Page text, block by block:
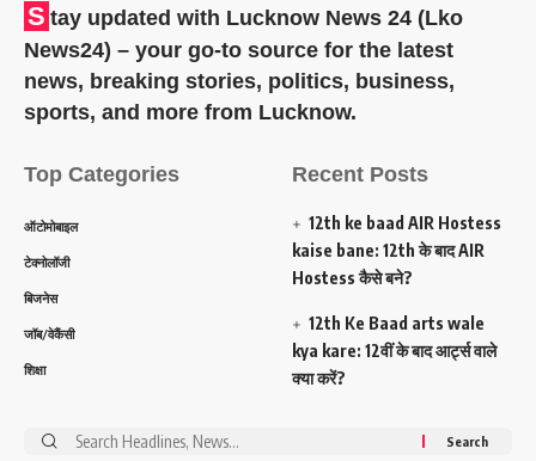
S tay updated with Lucknow News 24 (Lko
News24) – your go-to source for the latest
news, breaking stories, politics, business,
sports, and more from Lucknow.
Top Categories
ऑटोमोबाइल
टेक्नोलॉजी
बिजनेस
जॉब/वेकैंसी
शिक्षा
Recent Posts
12th ke baad AIR Hostess
kaise bane: 12th के बाद AIR
Hostess कैसे बने?
12th Ke Baad arts wale
kya kare: 12वीं के बाद आर्ट्स वाले
क्या करें?
Search